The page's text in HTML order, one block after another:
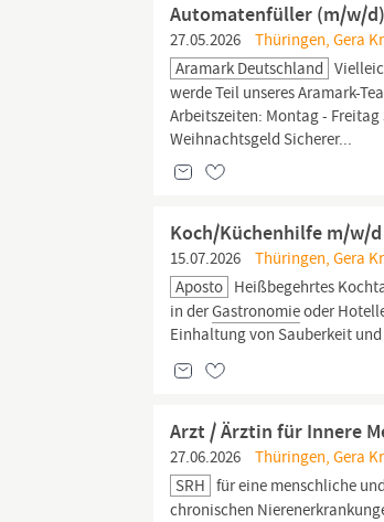
Automatenfüller (m/w/d)
27.05.2026
Thüringen, Gera
Aramark Deutschland
werde Teil unseres Aramark-
Arbeitszeiten: Montag -
Weihnachtsgeld Sicherer...
Koch/Küchenhilfe m/w/d
15.07.2026
Thüringen, Gera
Aposto Heißbegehrtes
in derGastronomieoder
Einhaltung von Sauberkeit
Arzt / Ärztin für Innere
27.06.2026
Thüringen, Gera
SRH für eine menschliche
chronischen